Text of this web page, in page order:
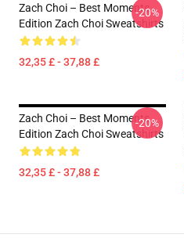
Zach Choi – Best Moments
Edition Zach Choi Sweatshirts
32,35 £ - 37,88 £
-20%
Zach Choi – Best Moments
Edition Zach Choi Sweatshirts
32,35 £ - 37,88 £
-20%